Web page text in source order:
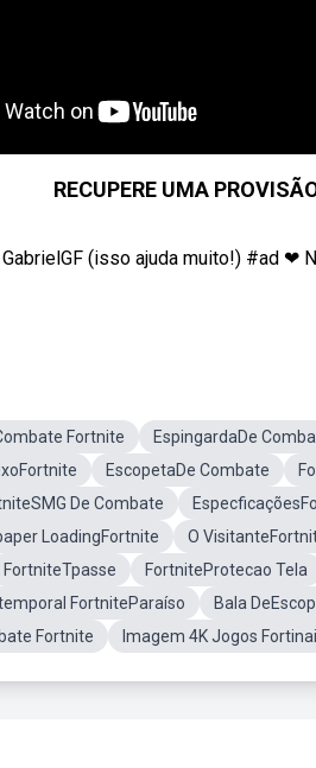
RECUPERE UMA
(isso ajuda muito!) #ad
Fortnite EspingardaDe
EscopetaDe Combate
De Combate
LoadingFortnite O
FortniteTpasse FortniteProtecao Tela
FortniteParaíso Bala
Fortnite Imagem 4K Jogos